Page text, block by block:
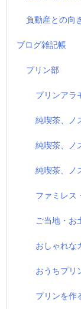
負動産との向
ブログ雑記帳
プリン部
プリンアラ
純喫茶、ノ
純喫茶、ノ
純喫茶、ノ
ファミレス
ご当地・お
おしゃれな
おうちプリ
プリンを作